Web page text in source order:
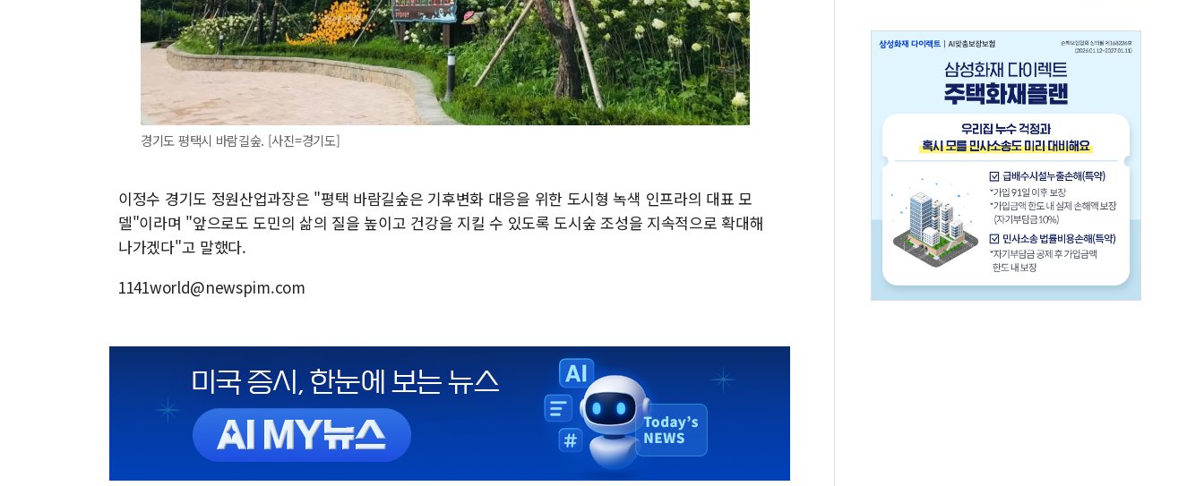
경기도 평택시 바람길숲. [사진=경기도]
이정수 경기도 정원산업과장은 "평택 바람길숲은 기후변화 대응을 위한 도시형 녹색 인프라의 대표 모
델"이라며 "앞으로도 도민의 삶의 질을 높이고 건강을 지킬 수 있도록 도시숲 조성을 지속적으로 확대해
나가겠다"고 말했다.
1141world@newspim.com